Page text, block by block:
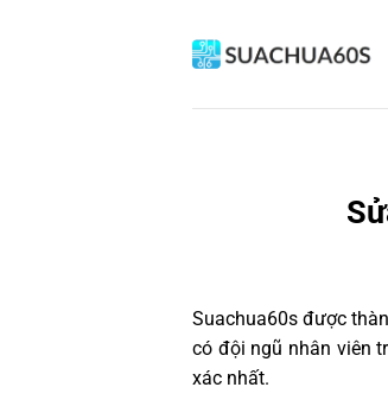
Suachua60s được
có đội ngũ nhân viên
xác nhất.